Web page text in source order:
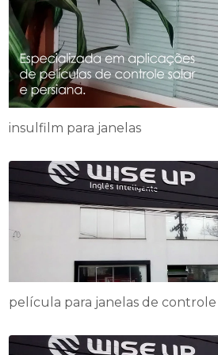
insulfilm para janelas
película para janelas de controle